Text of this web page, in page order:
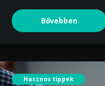
Bővebben
Hasznos tippek